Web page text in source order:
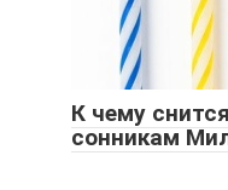
К чему
сонникам